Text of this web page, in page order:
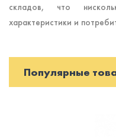
складов, что
характеристики и
Популярные